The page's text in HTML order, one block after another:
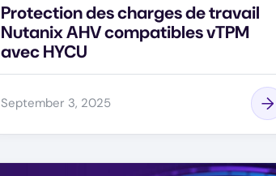
Protection des charges de travail
Nutanix AHV compatibles vTPM
avec HYCU
September 3, 2025